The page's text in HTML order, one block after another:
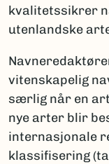
kvalitetssikrer
utenlandske
vitenskapelig
særlig når en
nye arter blir
internasjonale
klassifisering